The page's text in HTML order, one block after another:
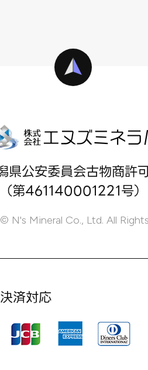
県公安委員会古物商許
（第461140001221号）
N's Mineral Co., Ltd. All
済対応